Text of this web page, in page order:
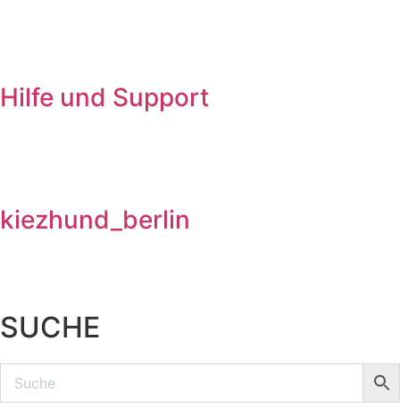
Hilfe und Support
kiezhund_berlin
SUCHE